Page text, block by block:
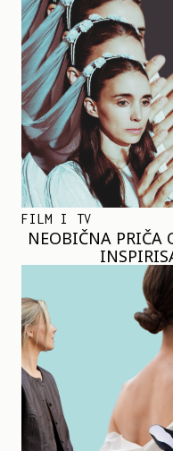
FILM I TV
NEOBIČNA PRIČA